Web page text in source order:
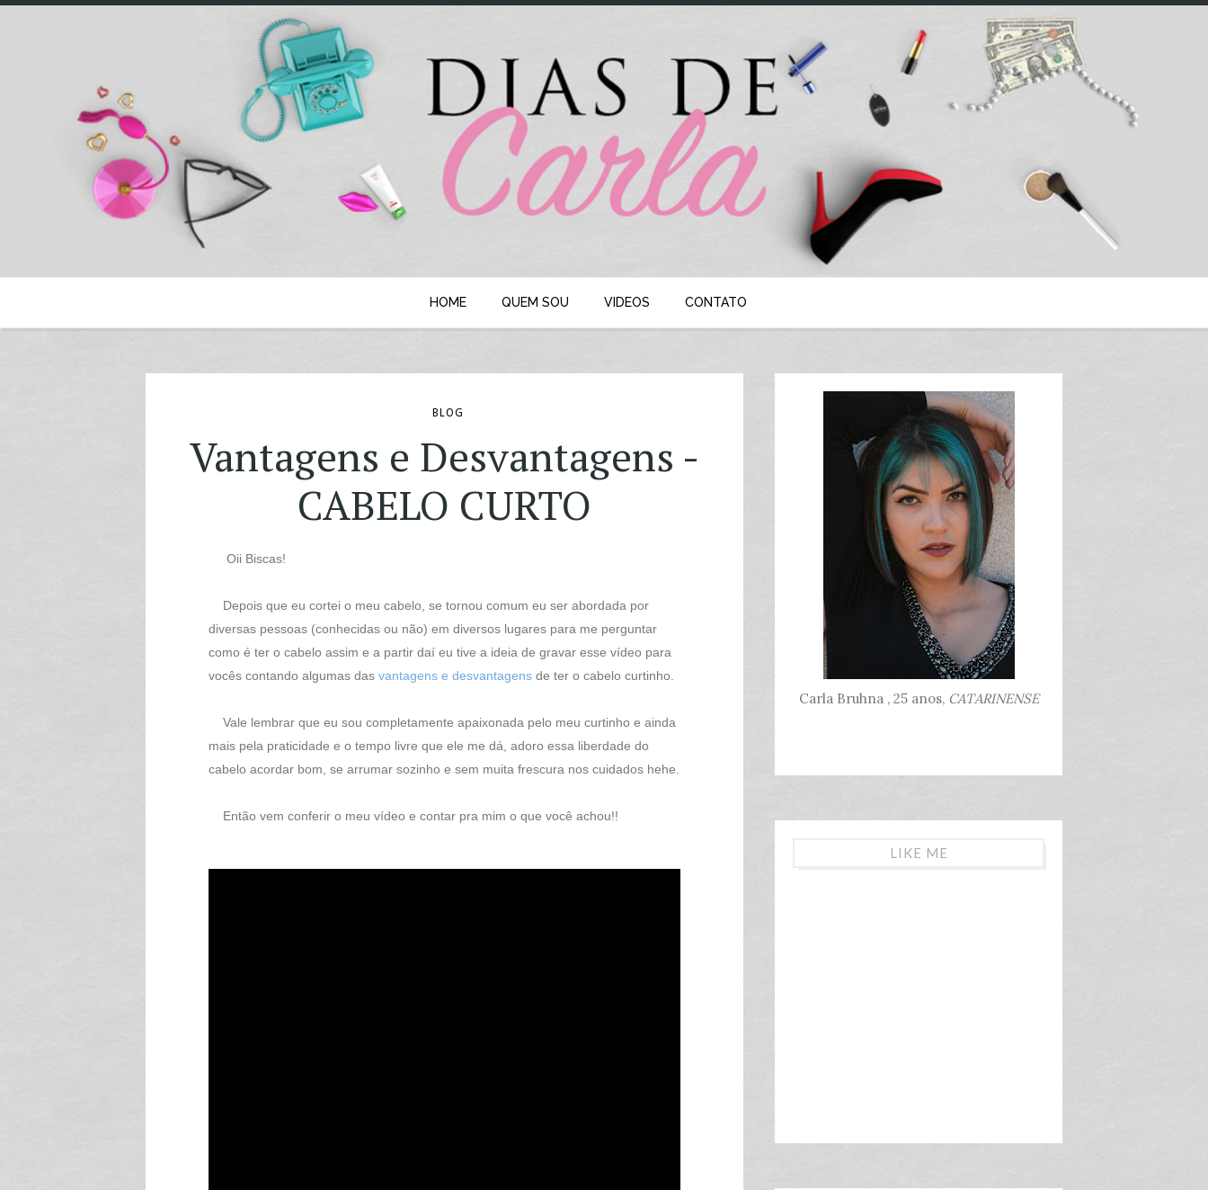
HOME QUEM SOU VIDEOS CONTATO
BLOG
Vantagens e Desvantagens -
CABELO CURTO
Oii Biscas!
Depois que eu cortei o meu cabelo, se tornou comum eu ser abordada por
diversas pessoas (conhecidas ou não) em diversos lugares para me perguntar
como é ter o cabelo assim e a partir daí eu tive a ideia de gravar esse vídeo para
vocês contando algumas das vantagens e desvantagens de ter o cabelo curtinho.
Vale lembrar que eu sou completamente apaixonada pelo meu curtinho e ainda
mais pela praticidade e o tempo livre que ele me dá, adoro essa liberdade do
cabelo acordar bom, se arrumar sozinho e sem muita frescura nos cuidados hehe.
Então vem conferir o meu vídeo e contar pra mim o que você achou!!
Carla Bruhna , 25 anos,CATARINENSE
LIKE ME